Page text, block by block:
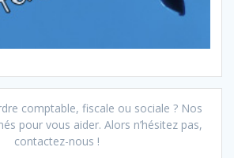
comptable, fiscale ou sociale ? Nos
pour vous aider. Alors n’hésitez pas,
contactez-nous !